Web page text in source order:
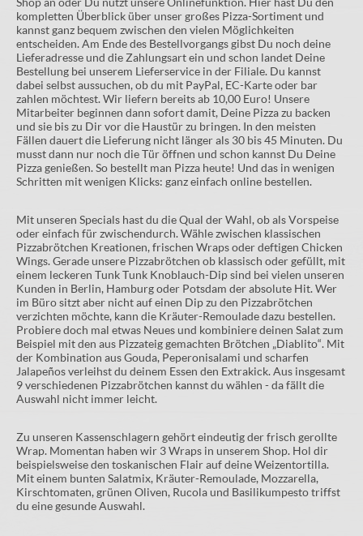
kompletten Überblick über unser großes Pizza-Sortiment und
kannst ganz bequem zwischen den vielen Möglichkeiten
entscheiden. Am Ende des Bestellvorgangs gibst Du noch deine
Lieferadresse und die Zahlungsart ein und schon landet Deine
Bestellung bei unserem Lieferservice in der Filiale. Du kannst
dabei selbst aussuchen, ob du mit PayPal, EC-Karte oder bar
zahlen möchtest. Wir liefern bereits ab 10,00 Euro! Unsere
Mitarbeiter beginnen dann sofort damit, Deine Pizza zu backen
und sie bis zu Dir vor die Haustür zu bringen. In den meisten
Fällen dauert die Lieferung nicht länger als 30 bis 45 Minuten. Du
musst dann nur noch die Tür öffnen und schon kannst Du Deine
Pizza genießen. So bestellt man Pizza heute! Und das in wenigen
Schritten mit wenigen Klicks: ganz einfach online bestellen.
Mit unseren Specials hast du die Qual der Wahl, ob als Vorspeise
oder einfach für zwischendurch. Wähle zwischen klassischen
Pizzabrötchen Kreationen, frischen Wraps oder deftigen Chicken
Wings. Gerade unsere Pizzabrötchen ob klassisch oder gefüllt, mit
einem leckeren Tunk Tunk Knoblauch-Dip sind bei vielen unseren
Kunden in Berlin, Hamburg oder Potsdam der absolute Hit. Wer
im Büro sitzt aber nicht auf einen Dip zu den Pizzabrötchen
verzichten möchte, kann die Kräuter-Remoulade dazu bestellen.
Probiere doch mal etwas Neues und kombiniere deinen Salat zum
Beispiel mit den aus Pizzateig gemachten Brötchen „Diablito“. Mit
der Kombination aus Gouda, Peperonisalami und scharfen
Jalapeños verleihst du deinem Essen den Extrakick. Aus insgesamt
9 verschiedenen Pizzabrötchen kannst du wählen - da fällt die
Auswahl nicht immer leicht.
Zu unseren Kassenschlagern gehört eindeutig der frisch gerollte
Wrap. Momentan haben wir 3 Wraps in unserem Shop. Hol dir
beispielsweise den toskanischen Flair auf deine Weizentortilla.
Mit einem bunten Salatmix, Kräuter-Remoulade, Mozzarella,
Kirschtomaten, grünen Oliven, Rucola und Basilikumpesto triffst
du eine gesunde Auswahl.